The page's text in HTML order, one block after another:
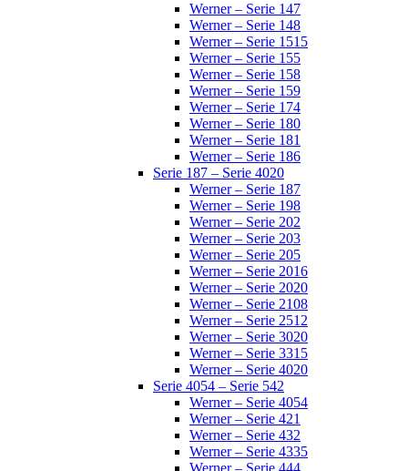
Werner – Serie 147
Werner – Serie 148
Werner – Serie 1515
Werner – Serie 155
Werner – Serie 158
Werner – Serie 159
Werner – Serie 174
Werner – Serie 180
Werner – Serie 181
Werner – Serie 186
Serie 187 – Serie 4020
Werner – Serie 187
Werner – Serie 198
Werner – Serie 202
Werner – Serie 203
Werner – Serie 205
Werner – Serie 2016
Werner – Serie 2020
Werner – Serie 2108
Werner – Serie 2512
Werner – Serie 3020
Werner – Serie 3315
Werner – Serie 4020
Serie 4054 – Serie 542
Werner – Serie 4054
Werner – Serie 421
Werner – Serie 432
Werner – Serie 4335
Werner – Serie 444